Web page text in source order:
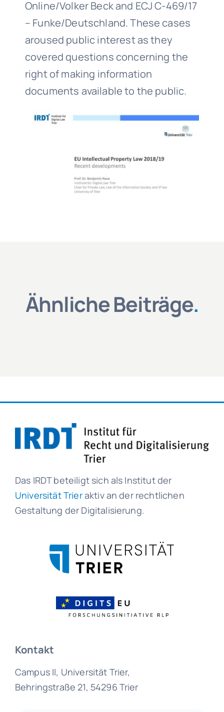
Online/Volker Beck and ECJ C-469/17
– Funke/Deutschland. These cases
aroused public interest as they
covered questions concerning the
right of making information
documents available to the public.
Ähnliche Beiträge.
Das IRDT beteiligt sich als Institut der
Universität Trieraktiv an der rechtlichen
Gestaltung der Digitalisierung.
Kontakt
Campus II, Universität Trier,
Behringstraße 21, 54296 Trier